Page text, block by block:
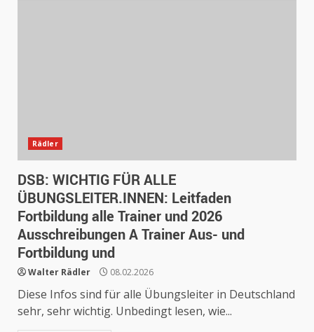
Rädler
DSB: WICHTIG FÜR ALLE
ÜBUNGSLEITER.INNEN: Leitfaden
Fortbildung alle Trainer und 2026
Ausschreibungen A Trainer Aus- und
Fortbildung und
Walter Rädler 08.02.2026
Diese Infos sind für alle Übungsleiter in Deutschland
sehr, sehr wichtig. Unbedingt lesen, wie...